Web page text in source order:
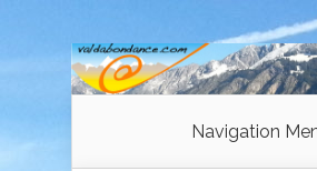
Navigation